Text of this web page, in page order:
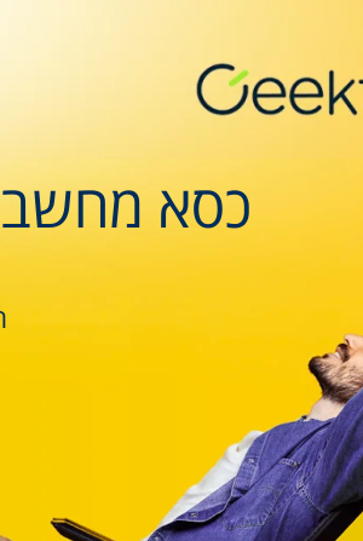
כסא מחשב